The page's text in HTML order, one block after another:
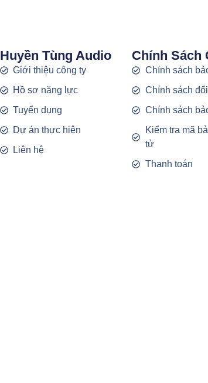
Huyền Tùng Audio
Giới thiệu công ty
Hồ sơ năng lực
Tuyển dụng
Dự án thực hiện
Liên hệ
Chính Sách
Chính sách
Chính sách
Chính sách
Kiểm tra mã
tử
Thanh toán